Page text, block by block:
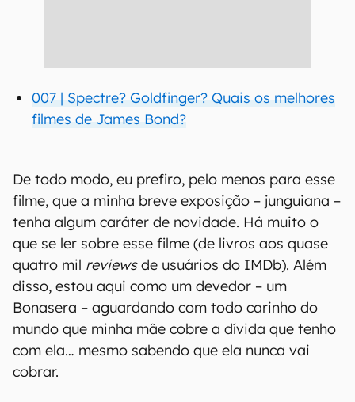
007 | Spectre? Goldfinger? Quais os melhores
filmes de James Bond?
De todo modo, eu prefiro, pelo menos para esse
filme, que a minha breve exposição – junguiana –
tenha algum caráter de novidade. Há muito o
que se ler sobre esse filme (de livros aos quase
quatro mil reviewsde usuários do IMDb). Além
disso, estou aqui como um devedor – um
Bonasera – aguardando com todo carinho do
mundo que minha mãe cobre a dívida que tenho
com ela… mesmo sabendo que ela nunca vai
cobrar.